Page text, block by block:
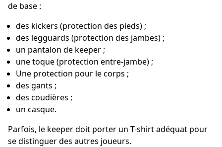
de base :
des kickers (protection des pieds) ;
des legguards (protection des jambes) ;
un pantalon de keeper ;
une toque (protection entre-jambe) ;
Une protection pour le corps ;
des gants ;
des coudières ;
un casque.
Parfois, le keeper doit porter un T-shirt adéquat pour
se distinguer des autres joueurs.